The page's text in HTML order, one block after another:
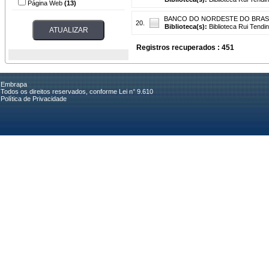
Página Web (13)
20.
BANCO DO NORDESTE DO
Biblioteca(s): Biblioteca Rui
Registros recuperados : 451
Embrapa
Todos os direitos reservados, conforme Lei n° 9.610
Política de Privacidade